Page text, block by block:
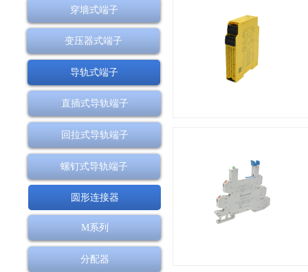
穿墙式端子
变压器式端子
导轨式端子
直插式导轨端子
回拉式导轨端子
螺钉式导轨端子
圆形连接器
M系列
分配器